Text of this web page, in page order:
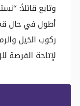
وتابع قائلاً:
أطول في حال
ركوب الخيل
لإتاحة الفرصة